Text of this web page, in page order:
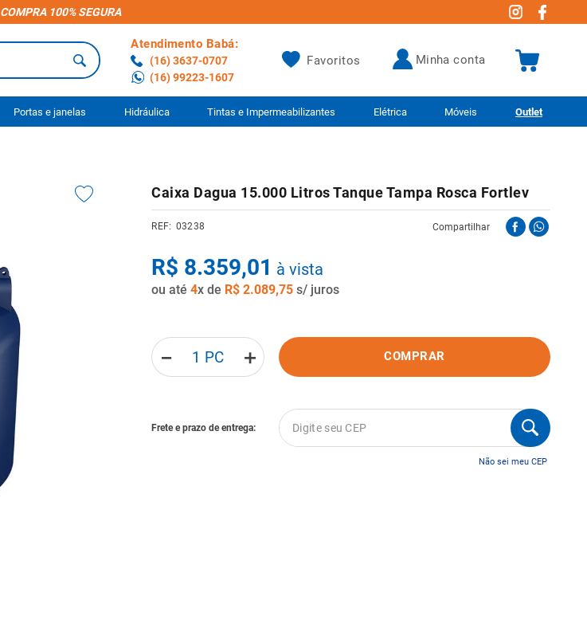
COMPRA 100% SEGURA
Atendimento Babá:
(16) 3637-0707
(16) 99223-1607
Favoritos minha conta
Portas e janelas Hidráulica Tintas e Impermeabilizantes Elétrica Móveis Outlet
Caixa Dagua 15.000 Litros Tanque Tampa Rosca Fortlev
03238 Compartilhar
R$ 8.359,01 à vista
ou até4x de R$ 2.089,75 s/ juros
＋
－ COMPRAR
Não sei meu CEP